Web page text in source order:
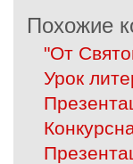
Похожие
"От
Урок